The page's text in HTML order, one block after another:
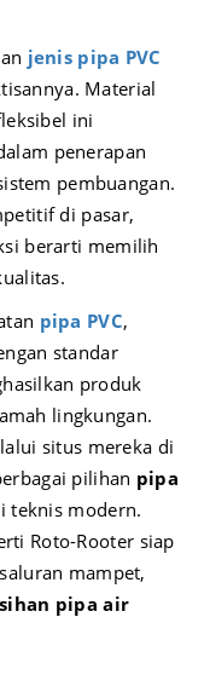
jenis pipa PVC
Material
ini
penerapan
pembuangan.
di pasar,
berarti memilih
pipa PVC,
standar
produk
lingkungan.
situs mereka di
pilihan pipa
teknis modern.
Roto-Rooter siap
mampet,
pipa air